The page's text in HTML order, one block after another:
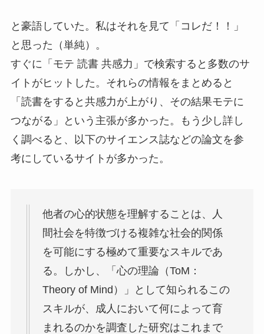
と豪語していた。私はそれを見て「コレだ！！」
と思った（単純）。
すぐに「モテ 読書 共感力」で検索すると多数のサ
イトがヒットした。それらの情報をまとめると
「読書をすると共感力が上がり、その結果モテに
つながる」という主張が多かった。もう少し詳し
く調べると、以下のサイエンス誌などの論文を参
考にしているサイトが多かった。
他者の心的状態を理解することは、人
間社会を特徴づける複雑な社会的関係
を可能にする極めて重要なスキルであ
る。しかし、「心の理論（ToM：
Theory of Mind）」として知られるこの
スキルが、成人において何によって育
まれるのかを調査した研究はこれまで